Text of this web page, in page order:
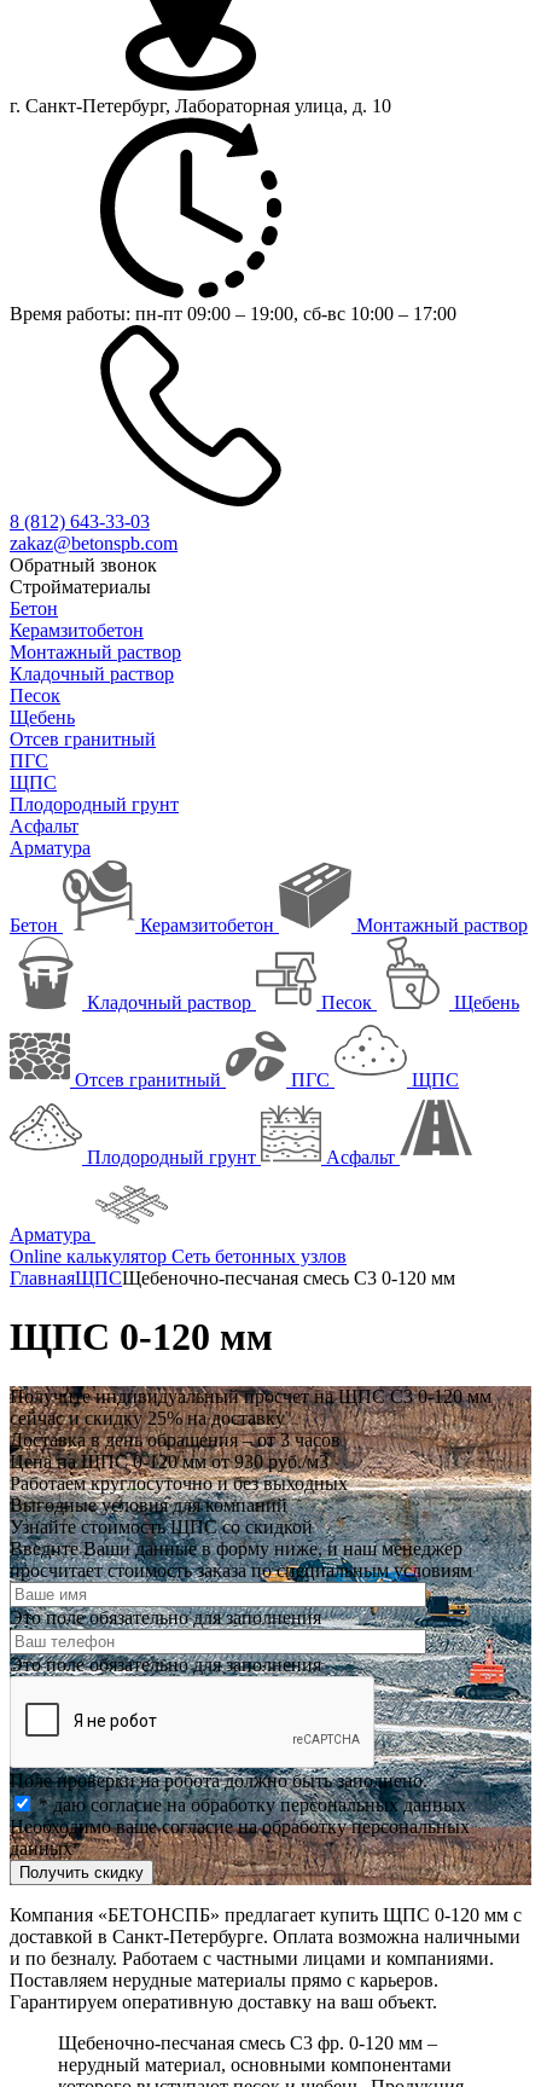
г. Санкт-Петербург, Лабораторная улица, д. 10
Время работы: пн-пт 09:00 – 19:00, сб-вс 10:00 – 17:00
8 (812) 643-33-03
zakaz@betonspb.com
Обратный звонок
Стройматериалы
Бетон
Керамзитобетон
Монтажный раствор
Кладочный раствор
Песок
Щебень
Отсев гранитный
ПГС
ЩПС
Плодородный грунт
Асфальт
Арматура
Бетон Керамзитобетон Монтажный раствор
Кладочный раствор Песок Щебень
Отсев гранитный ПГС ЩПС
Плодородный грунт Асфальт
Арматура
Online калькулятор Сеть бетонных узлов
ГлавнаяЩПСЩебеночно-песчаная смесь C3 0-120 мм
ЩПС 0-120 мм
Получите индивидуальный просчет наЩПС С3 0-120 мм
сейчас искидку 25%на доставку
Доставка в день обращения – от 3 часов
Цена на ЩПС 0-120 мм от 930 руб./м3
Работаем круглосуточно и без выходных
Выгодные условия для компаний
Узнайте стоимость ЩПС со скидкой
Введите Ваши данные в форму ниже, и наш менеджер
просчитает стоимость заказа по специальным условиям
Это поле обязательно для заполнения
Это поле обязательно для заполнения
Поле проверки на робота должно быть заполнено.
* даю согласие на обработку персональных данных
Необходимо ваше согласие на обработку персональных
данных
Получить скидку
Компания «БЕТОНСПБ» предлагает купить ЩПС 0-120 мм с
доставкой в Санкт-Петербурге. Оплата возможна наличными
и по безналу. Работаем с частными лицами и компаниями.
Поставляем нерудные материалы прямо с карьеров.
Гарантируем оперативную доставку на ваш объект.
Щебеночно-песчаная смесь C3 фр. 0-120 мм –
нерудный материал, основными компонентами